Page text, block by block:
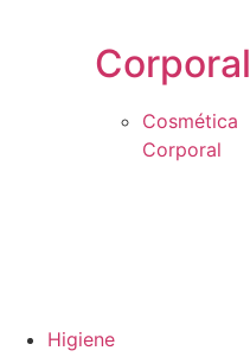
Corporal
Cosmética
Corporal
Higiene